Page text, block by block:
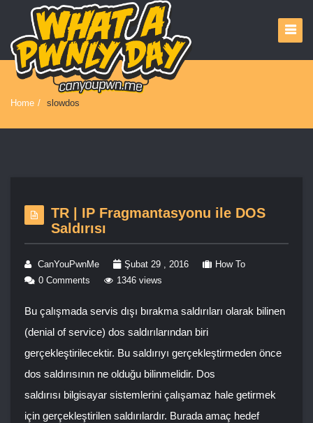
Home / slowdos
TR | IP Fragmantasyonu ile DOS
Saldırısı
CanYouPwnMe Şubat 29 , 2016
How To
0 Comments
1346 views
Bu çalışmada servis dışı bırakma saldırıları olarak bilinen
(denial of service) dos saldırılarından biri
gerçekleştirilecektir. Bu saldırıyı gerçekleştirmeden önce
dos saldırısının ne olduğu bilinmelidir. Dos
saldırısı bilgisayar sistemlerini çalışamaz hale getirmek
için gerçekleştirilen saldırılardır. Burada amaç hedef